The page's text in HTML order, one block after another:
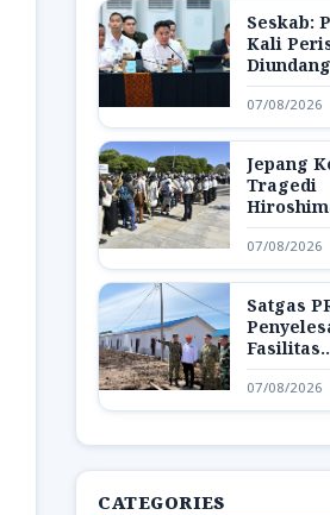
Seskab:
Kali
Riset di
07/08/2026
Jepang
Tragedi
Dunia
Senjata
07/08/2026
Satgas
Fasilitas
di Aceh
07/08/2026
CATEGORIES